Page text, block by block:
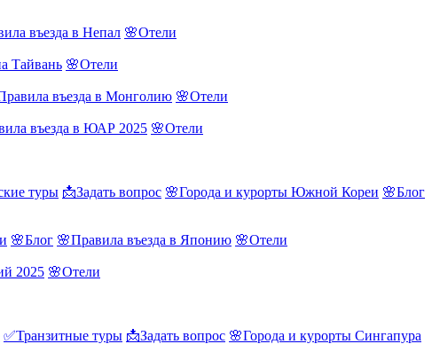
въезда в Непал 🌸Отели
Тайвань 🌸Отели
въезда в Монголию 🌸Отели
въезда в ЮАР 2025 🌸Отели
туры 📩Задать вопрос 🌸Города и курорты Южной Кореи 🌸Блог
🌸Блог 🌸Правила въезда в Японию 🌸Отели
2025 🌸Отели
✅Транзитные туры 📩Задать вопрос 🌸Города и курорты Сингапура